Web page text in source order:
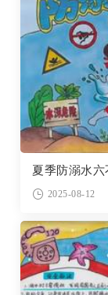
夏季防溺水六
2025-08-12